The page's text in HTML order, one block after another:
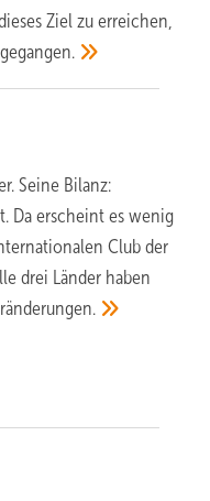
Ziel zu erreichen,
Seine Bilanz:
Da erscheint es wenig
Club der
drei Länder haben